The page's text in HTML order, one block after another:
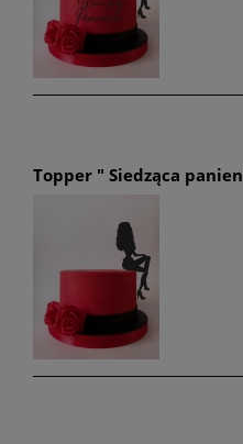
Topper " Siedząca